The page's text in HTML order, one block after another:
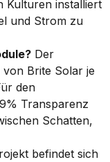
Kulturen installiert
und Strom zu
Der
von Brite Solar je
den
Transparenz
Schatten,
befindet sich